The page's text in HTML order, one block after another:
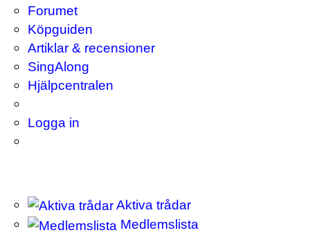
Forumet
Köpguiden
Artiklar & recensioner
SingAlong
Hjälpcentralen
Logga in
Aktiva trådar
Medlemslista